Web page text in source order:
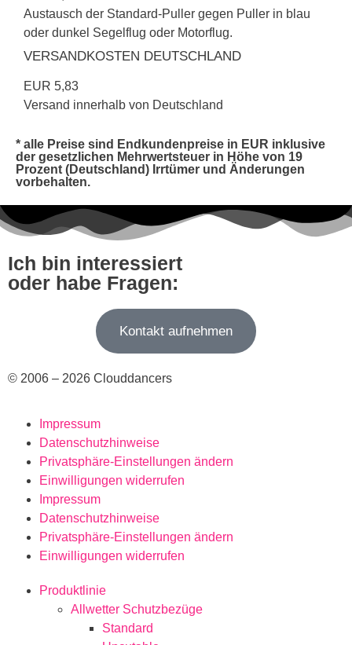
Austausch der Standard-Puller gegen Puller in blau
oder dunkel Segelflug oder Motorflug.
VERSANDKOSTEN DEUTSCHLAND
EUR 5,83
Versand innerhalb von Deutschland
* alle Preise sind Endkundenpreise in EUR inklusive
der gesetzlichen Mehrwertsteuer in Höhe von 19
Prozent (Deutschland) Irrtümer und Änderungen
vorbehalten.
Ich bin interessiert
oder habe Fragen:
Kontakt aufnehmen
© 2006 – 2026 Clouddancers
Impressum
Datenschutzhinweise
Privatsphäre-Einstellungen ändern
Einwilligungen widerrufen
Impressum
Datenschutzhinweise
Privatsphäre-Einstellungen ändern
Einwilligungen widerrufen
Produktlinie
Allwetter Schutzbezüge
Standard